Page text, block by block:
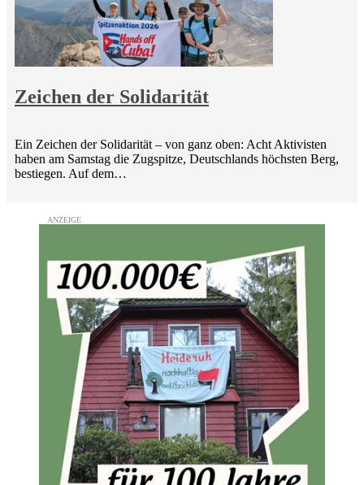
Zeichen der Solidarität
Ein Zeichen der Solidarität – von ganz oben: Acht Aktivisten
haben am Samstag die Zugspitze, Deutschlands höchsten Berg,
bestiegen. Auf dem…